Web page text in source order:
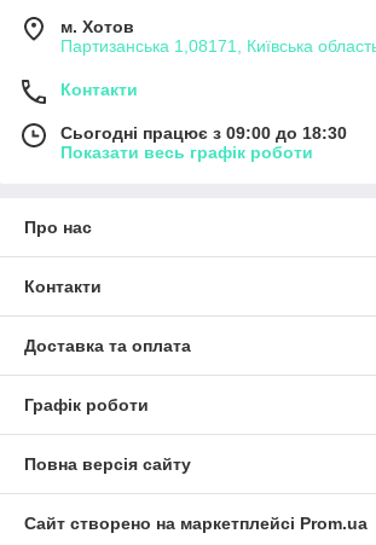
м. Хотов
Партизанська 1,08171, Київська
Контакти
Сьогодні працює з 09:00 до 18:30
Показати весь графік роботи
Про нас
Контакти
Доставка та оплата
Графік роботи
Повна версія сайту
Сайт створено на маркетплейсі Prom.ua